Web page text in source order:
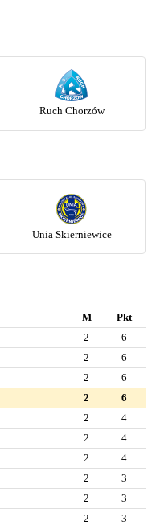
Ruch Chorzów
Unia Skierniewice
M
Pkt
2
6
2
6
2
6
2
6
2
4
2
4
2
4
2
3
2
3
2
3